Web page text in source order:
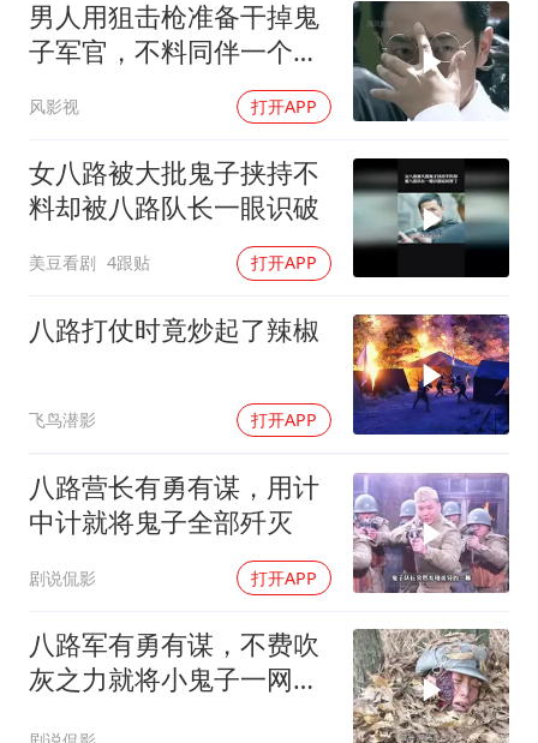
“不怕六爷挂得多 就怕六爷挂一颗”
多个明星演唱会取消
36岁男演员成景区NPC后人气爆棚
人民的健康、体质、幸福一脉相承
男人用狙击枪准备干掉鬼
子军官，不料同伴一个手
风影视 打开APP
女八路被大批鬼子挟持不
料却被八路队长一眼识破
美豆看剧 4跟贴 打开APP
八路打仗时竟炒起了辣椒
飞鸟潜影 打开APP
八路营长有勇有谋，用计
中计就将鬼子全部歼灭
剧说侃影 打开APP
八路军有勇有谋，不费吹
灰之力就将小鬼子一网打